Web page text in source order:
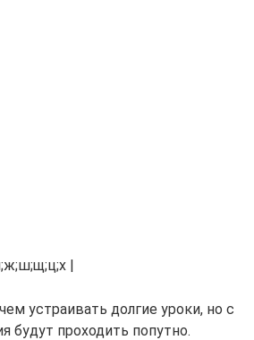
|
устраивать долгие уроки, но с
будут проходить попутно.